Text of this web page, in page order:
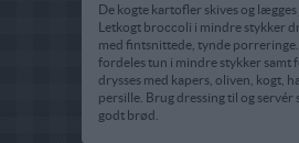
De kogte kartofler skives og
Letkogt broccoli i mindre stykker
med fintsnittede, tynde
fordeles tun i mindre stykker samt
drysses med kapers, oliven, kogt,
persille. Brug dressing til og servér
godt brød.